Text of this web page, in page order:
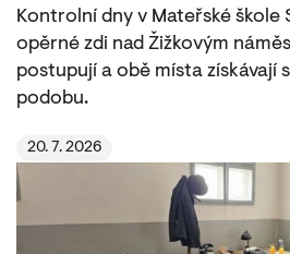
Kontrolní dny v Mateřské škole
opěrné zdi nad Žižkovým
postupují a obě místa získávají
podobu.
20. 7. 2026